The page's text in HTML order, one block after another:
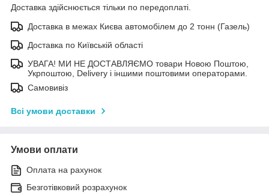
Доставка здійснюється тільки по передоплаті.
Доставка в межах Києва автомобілем до 2 тонн (Газель)
Доставка по Київській області
УВАГА! МИ НЕ ДОСТАВЛЯЄМО товари Новою Поштою,
Укрпоштою, Delivery і іншими поштовими операторами.
Самовивіз
Всі умови доставки
Умови оплати
Оплата на рахунок
Безготівковий розрахунок